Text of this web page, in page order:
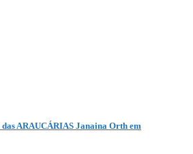
ARAUCÁRIAS Janaina Orth em